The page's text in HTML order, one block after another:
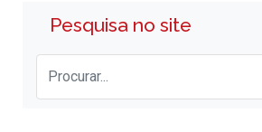
Pesquisa no site